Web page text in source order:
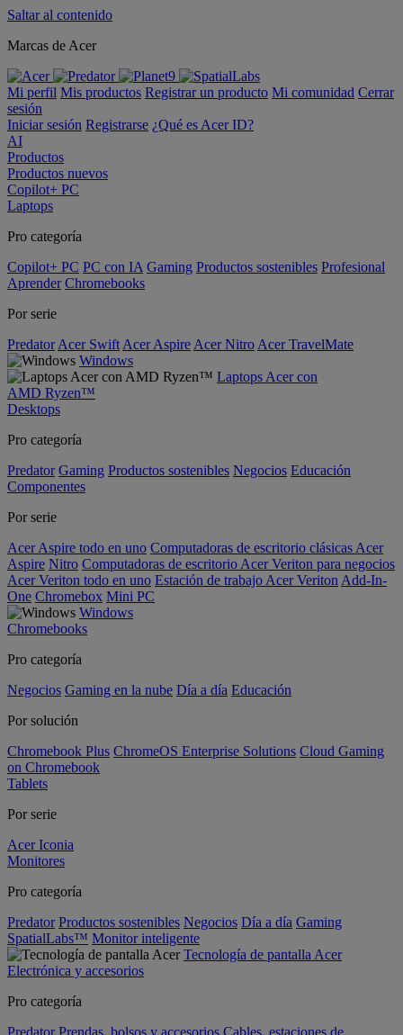
Saltar al contenido
Marcas de Acer
Mi perfil Mis productos Registrar un producto Mi comunidad Cerrar
sesión
Iniciar sesión Registrarse ¿Qué es Acer ID?
AI
Productos
Productos nuevos
Copilot+ PC
Laptops
Pro categoría
Copilot+ PC PC con IA Gaming Productos sostenibles Profesional
Aprender Chromebooks
Por serie
Predator Acer Swift Acer Aspire Acer Nitro Acer TravelMate
Windows
Laptops Acer con
AMD Ryzen™
Desktops
Pro categoría
Predator Gaming Productos sostenibles Negocios Educación
Componentes
Por serie
Acer Aspire todo en uno Computadoras de escritorio clásicas Acer
Aspire Nitro Computadoras de escritorio Acer Veriton para negocios
Acer Veriton todo en uno Estación de trabajo Acer Veriton Add-In-
One Chromebox Mini PC
Windows
Chromebooks
Pro categoría
Negocios Gaming en la nube Día a día Educación
Por solución
Chromebook Plus ChromeOS Enterprise Solutions Cloud Gaming
on Chromebook
Tablets
Por serie
Acer Iconia
Monitores
Pro categoría
Predator Productos sostenibles Negocios Día a día Gaming
SpatialLabs™ Monitor inteligente
Tecnología de pantalla Acer
Electrónica y accesorios
Pro categoría
Predator Prendas, bolsos y accesorios Cables, estaciones de